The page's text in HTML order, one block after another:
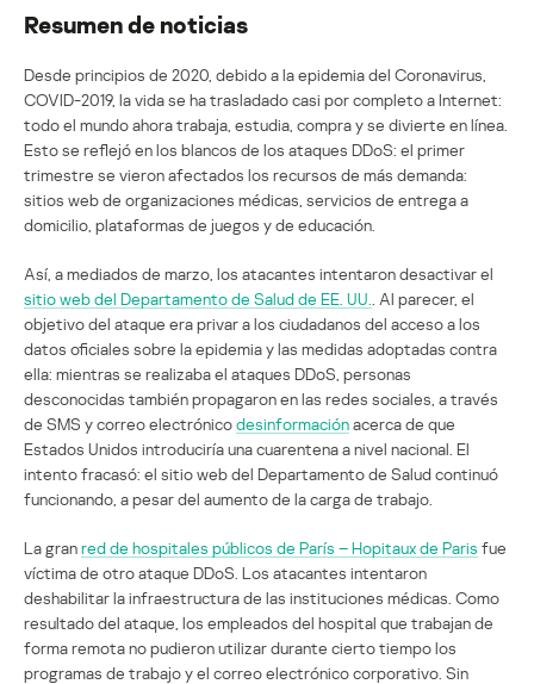
Resumen de noticias
Desde principios de 2020, debido a la epidemia del Coronavirus,
COVID-2019, la vida se ha trasladado casi por completo a Internet:
todo el mundo ahora trabaja, estudia, compra y se divierte en línea.
Esto se reflejó en los blancos de los ataques DDoS: el primer
trimestre se vieron afectados los recursos de más demanda:
sitios web de organizaciones médicas, servicios de entrega a
domicilio, plataformas de juegos y de educación.
Así, a mediados de marzo, los atacantes intentaron desactivar el
sitio web del Departamento de Salud de EE. UU.
. Al parecer, el
objetivo del ataque era privar a los ciudadanos del acceso a los
datos oficiales sobre la epidemia y las medidas adoptadas contra
ella: mientras se realizaba el ataques DDoS, personas
desconocidas también propagaron en las redes sociales, a través
de SMS y correo electrónicodesinformaciónacerca de que
Estados Unidos introduciría una cuarentena a nivel nacional. El
intento fracasó: el sitio web del Departamento de Salud continuó
funcionando, a pesar del aumento de la carga de trabajo.
La granred de hospitales públicos de París – Hopitaux de Paris fue
víctima de otro ataque DDoS. Los atacantes intentaron
deshabilitar la infraestructura de las instituciones médicas. Como
resultado del ataque, los empleados del hospital que trabajan de
forma remota no pudieron utilizar durante cierto tiempo los
programas de trabajo y el correo electrónico corporativo. Sin